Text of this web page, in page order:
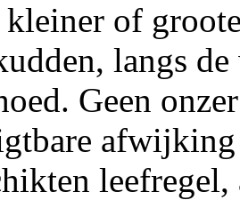
of
langs
Geen